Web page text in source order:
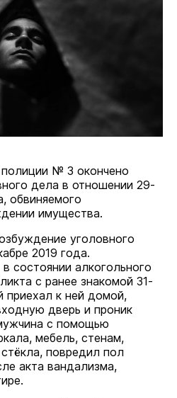
№ 3 окончено
дела в отношении 29-
обвиняемого
имущества.
уголовного
2019 года.
состоянии алкогольного
с ранее знакомой 31-
приехал к ней домой,
дверь и проник
с помощью
мебель, стенам,
повредил пол
акта вандализма,